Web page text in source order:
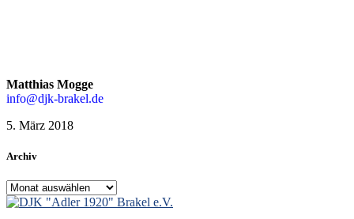
Matthias Mogge
info@djk-brakel.de
5. März 2018
Archiv
Archiv